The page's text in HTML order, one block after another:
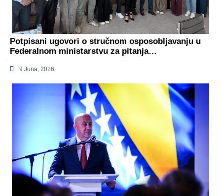
Potpisani ugovori o stručnom osposobljavanju u
Federalnom ministarstvu za pitanja…
9 Juna, 2026